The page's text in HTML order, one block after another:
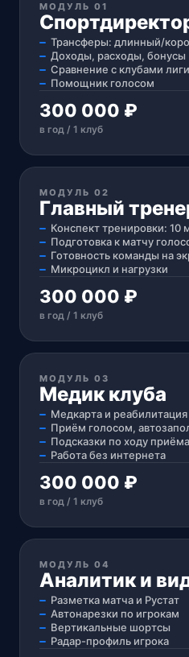
МОДУЛЬ 01
Трансферы: длинный/
Доходы, расходы, бонусы
Сравнение с клубами лиги
Помощник голосом
300 000 ₽
в год / 1 клуб
МОДУЛЬ 02
Главный
Конспект тренировки: 10
Подготовка к матчу
Готовность команды на
Микроцикл и нагрузки
300 000 ₽
в год / 1 клуб
МОДУЛЬ 03
Медик клуба
Медкарта и реабилитация
Приём голосом,
Подсказки по ходу приёма
Работа без интернета
300 000 ₽
в год / 1 клуб
МОДУЛЬ 04
Аналитик и
Разметка матча и Рустат
Автонарезки по игрокам
Вертикальные шортсы
Радар-профиль игрока